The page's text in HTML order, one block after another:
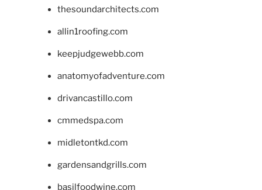
thesoundarchitects.com
allin1roofing.com
keepjudgewebb.com
anatomyofadventure.com
drivancastillo.com
cmmedspa.com
midletontkd.com
gardensandgrills.com
basilfoodwine.com